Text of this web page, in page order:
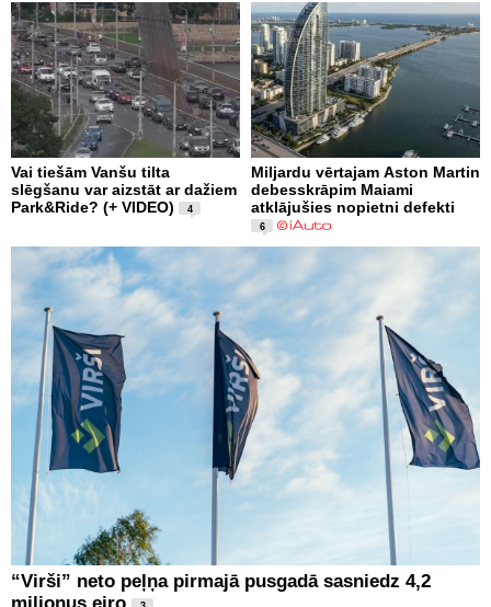
Vai tiešām Vanšu tilta
slēgšanu var aizstāt ar dažiem
Park&Ride? (+ VIDEO)
4
Miljardu vērtajam Aston Martin
debesskrāpim Maiami
atklājušies nopietni defekti
6
“Virši” neto peļņa pirmajā pusgadā sasniedz 4,2